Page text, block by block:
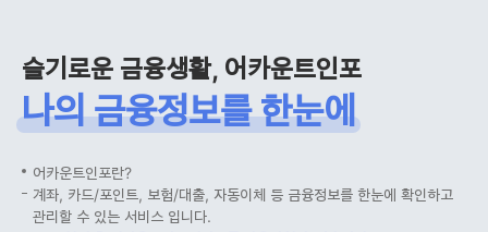
슬기로운 금융생활, 어카운트인포
나의 금융정보를 한눈에
어카운트인포란?
계좌, 카드/포인트, 보험/대출, 자동이체 등 금융정보를 한눈에 확인하고
관리할 수 있는 서비스 입니다.